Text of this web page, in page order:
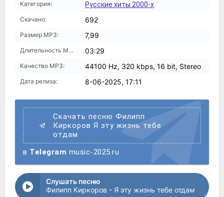
Категория: Русские хиты 2000-х
Скачано: 692
Размер MP3: 7,99
Длительность MP3: 03:29
Качество MP3: 44100 Hz, 320 kbps, 16 bit, Stereo
Дата релиза: 8-06-2025, 17:11
Скачать песню Филипп
Киркоров Я эту жизнь тебе
отдам
в Telegram music-2025.ru
Слушать песню
Филипп Киркоров - Я эту жизнь тебе отдам